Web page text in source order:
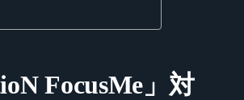
FocusMe」対